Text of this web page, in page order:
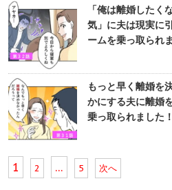
「俺は離婚した
気」に夫は現実に
ームを乗っ取られ
もっと早く離婚を
かにする夫に離婚
乗っ取られました
1 2 … 5 次へ